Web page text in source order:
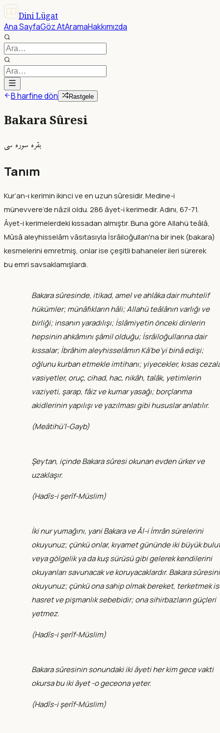
Dini Lügat
Ana SayfaGöz AtAramaHakkımızda
B harfine dön Rastgele
Bakara Sûresi
بقره سوره سى
Tanım
Kur’an-ı kerimin ikinci ve en uzun sûresidir. Medine-i
münevvere’de nâzil oldu. 286 âyet-i kerimedir. Adını, 67-71.
Âyet-i kerimelerdeki kıssadan almıştır. Buna göre Allahü teâlâ,
Mûsâ aleyhisselâm vâsıtasıyla İsrâiloğulları'na bir inek (bakara)
kesmelerini emretmiş, onlar ise çeşitli bahaneler ileri sürerek
bu emri savsaklamışlardı.
Bakara sûresinde, itikad, amel ve ahlâka dair muhtelif
hükümler; münâfıkların hâli; Allahü teâlânın varlığı ve
birliği; insanın yaradılışı; İslâmiyetin önceki dinlerin
hepsinin ahkâmını şâmil olduğu; İsrâiloğullarına dair
kıssalar; İbrâhim aleyhisselâmın Kâ‘be’yi binâ edişi;
oğlunu kurban etmekle imtihanı; yiyecekler, kısas
vasiyetler, oruç, cihad, hac, nikâh, talâk, yetimlerin
vaziyeti, şarap, fâiz ve kumar yasağı; borçlanma
akidlerinin yapılışı ve yazılması gibi hususlar anlatılır.
(Meâtihü’l-Gayb)
Şeytan, içinde Bakara sûresi okunan evden ürker ve
uzaklaşır.
(Hadîs-i şerîf-Müslim)
İki nur yumağını, yani Bakara ve Âl-i İmrân sürelerini
okuyunuz; çünkü onlar, kıyamet gününde iki büyük
veya gölgelik ya da kuş sürüsü gibi gelerek kendilerini
okuyanları savunacak ve koruyacaklardır. Bakara sûresini
okuyunuz; çünkü ona sahip olmak bereket, terketmek
hasret ve pişmanlık sebebidir; ona sihirbazların güçleri
yetmez.
(Hadîs-i şerîf-Müslim)
Bakara sûresinin sonundaki iki âyeti her kim gece vakti
okursa bu iki âyet -o geceona yeter.
(Hadîs-i şerîf-Müslim)